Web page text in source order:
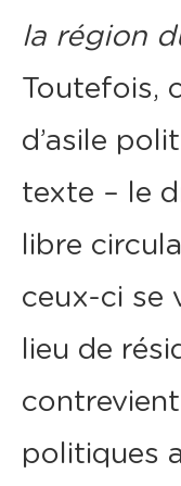
la région
Toutefois,
d’asile
texte – le
libre
ceux-ci se
lieu de
politiques